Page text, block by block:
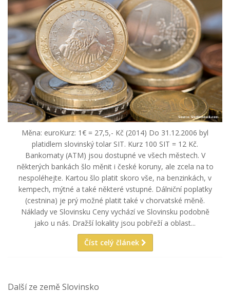
Měna: euroKurz: 1€ = 27,5,- Kč (2014) Do 31.12.2006 byl
platidlem slovinský tolar SIT. Kurz 100 SIT = 12 Kč.
Bankomaty (ATM) jsou dostupné ve všech městech. V
některých bankách šlo měnit i české koruny, ale zcela na to
nespoléhejte. Kartou šlo platit skoro vše, na benzinkách, v
kempech, mýtné a také některé vstupné. Dálniční poplatky
(cestnina) je prý možné platit také v chorvatské měně.
Náklady ve Slovinsku Ceny vychází ve Slovinsku podobně
jako u nás. Dražší lokality jsou pobřeží a oblast...
Číst celý článek
Další ze země Slovinsko